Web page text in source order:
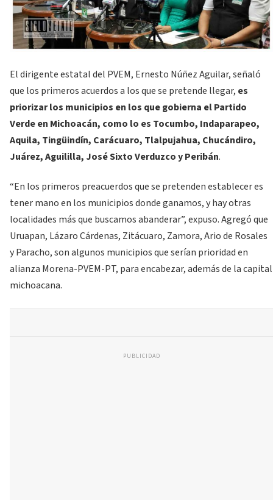
El dirigente estatal del PVEM, Ernesto Núñez Aguilar, señaló
que los primeros acuerdos a los que se pretende llegar, es
priorizar los municipios en los que gobierna el Partido
Verde en Michoacán, como lo es Tocumbo, Indaparapeo,
Aquila, Tingüindín, Carácuaro, Tlalpujahua, Chucándiro,
Juárez, Aguililla, José Sixto Verduzco y Peribán.
“En los primeros preacuerdos que se pretenden establecer es
tener mano en los municipios donde ganamos, y hay otras
localidades más que buscamos abanderar”, expuso. Agregó que
Uruapan, Lázaro Cárdenas, Zitácuaro, Zamora, Ario de Rosales
y Paracho, son algunos municipios que serían prioridad en
alianza Morena-PVEM-PT, para encabezar, además de la capital
michoacana.
PUBLICIDAD